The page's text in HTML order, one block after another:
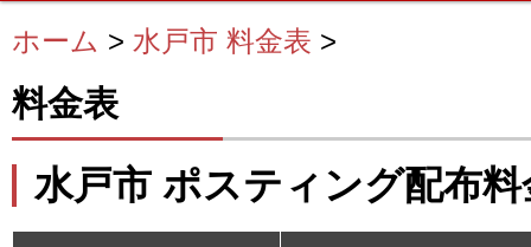
ホーム > 水戸市 料金表 >
料金表
水戸市 ポスティング配布料